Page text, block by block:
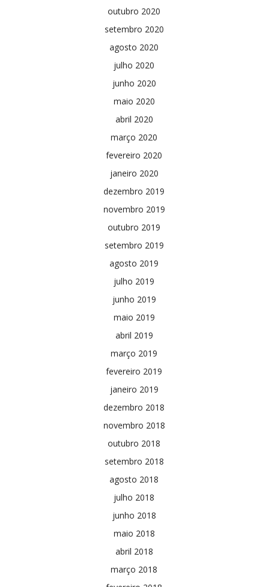
outubro 2020
setembro 2020
agosto 2020
julho 2020
junho 2020
maio 2020
abril 2020
março 2020
fevereiro 2020
janeiro 2020
dezembro 2019
novembro 2019
outubro 2019
setembro 2019
agosto 2019
julho 2019
junho 2019
maio 2019
abril 2019
março 2019
fevereiro 2019
janeiro 2019
dezembro 2018
novembro 2018
outubro 2018
setembro 2018
agosto 2018
julho 2018
junho 2018
maio 2018
abril 2018
março 2018